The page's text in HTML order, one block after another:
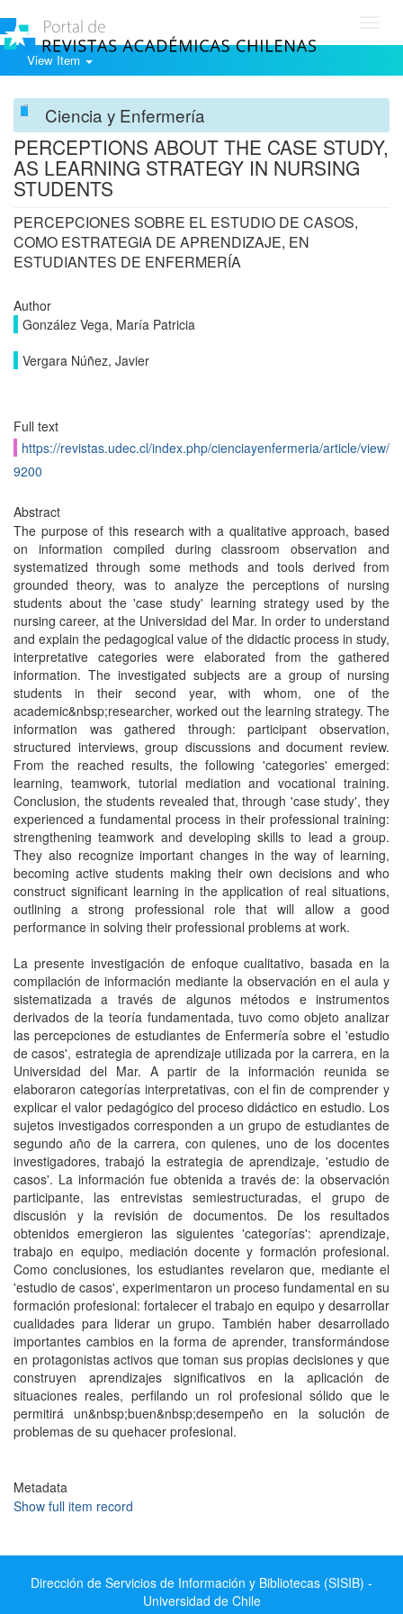
View Item
Ciencia y Enfermería
PERCEPTIONS ABOUT THE CASE STUDY,
AS LEARNING STRATEGY IN NURSING
STUDENTS
PERCEPCIONES SOBRE EL ESTUDIO DE CASOS,
COMO ESTRATEGIA DE APRENDIZAJE, EN
ESTUDIANTES DE ENFERMERÍA
Author
González Vega, María Patricia
Vergara Núñez, Javier
Full text
https://revistas.udec.cl/index.php/cienciayenfermeria/article/view/
9200
Abstract
The purpose of this research with a qualitative approach, based
on information compiled during classroom observation and
systematized through some methods and tools derived from
grounded theory, was to analyze the perceptions of nursing
students about the 'case study' learning strategy used by the
nursing career, at the Universidad del Mar. In order to understand
and explain the pedagogical value of the didactic process in study,
interpretative categories were elaborated from the gathered
information. The investigated subjects are a group of nursing
students in their second year, with whom, one of the
academic&nbsp;researcher, worked out the learning strategy. The
information was gathered through: participant observation,
structured interviews, group discussions and document review.
From the reached results, the following 'categories' emerged:
learning, teamwork, tutorial mediation and vocational training.
Conclusion, the students revealed that, through 'case study', they
experienced a fundamental process in their professional training:
strengthening teamwork and developing skills to lead a group.
They also recognize important changes in the way of learning,
becoming active students making their own decisions and who
construct significant learning in the application of real situations,
outlining a strong professional role that will allow a good
performance in solving their professional problems at work.
La presente investigación de enfoque cualitativo, basada en la
compilación de información mediante la observación en el aula y
sistematizada a través de algunos métodos e instrumentos
derivados de la teoría fundamentada, tuvo como objeto analizar
las percepciones de estudiantes de Enfermería sobre el 'estudio
de casos', estrategia de aprendizaje utilizada por la carrera, en la
Universidad del Mar. A partir de la información reunida se
elaboraron categorías interpretativas, con el fin de comprender y
explicar el valor pedagógico del proceso didáctico en estudio. Los
sujetos investigados corresponden a un grupo de estudiantes de
segundo año de la carrera, con quienes, uno de los docentes
investigadores, trabajó la estrategia de aprendizaje, 'estudio de
casos'. La información fue obtenida a través de: la observación
participante, las entrevistas semiestructuradas, el grupo de
discusión y la revisión de documentos. De los resultados
obtenidos emergieron las siguientes 'categorías': aprendizaje,
trabajo en equipo, mediación docente y formación profesional.
Como conclusiones, los estudiantes revelaron que, mediante el
'estudio de casos', experimentaron un proceso fundamental en su
formación profesional: fortalecer el trabajo en equipo y desarrollar
cualidades para liderar un grupo. También haber desarrollado
importantes cambios en la forma de aprender, transformándose
en protagonistas activos que toman sus propias decisiones y que
construyen aprendizajes significativos en la aplicación de
situaciones reales, perfilando un rol profesional sólido que le
permitirá un&nbsp;buen&nbsp;desempeño en la solución de
problemas de su quehacer profesional.
Metadata
Show full item record
Dirección de Servicios de Información y Bibliotecas (SISIB) -
Universidad de Chile